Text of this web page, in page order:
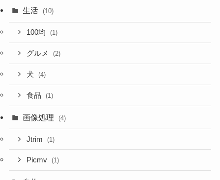
生活 (10)
100均 (1)
グルメ (2)
犬 (4)
食品 (1)
画像処理 (4)
Jtrim (1)
Picmv (1)